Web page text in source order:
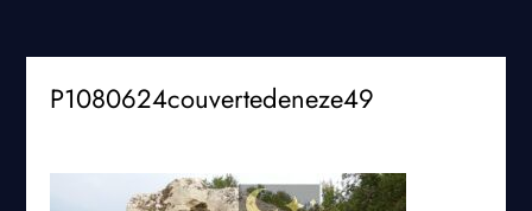
P1080624couvertedeneze49